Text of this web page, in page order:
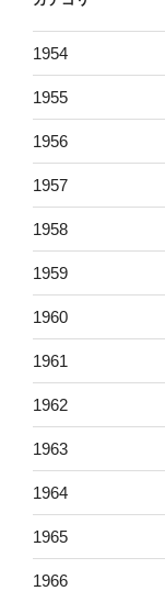
1954
1955
1956
1957
1958
1959
1960
1961
1962
1963
1964
1965
1966